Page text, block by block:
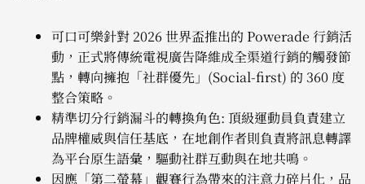
可口可樂針對 2026 世界盃推出的 Powerade 行銷活
動，正式將傳統電視廣告降維成全渠道行銷的觸發節
點，轉向擁抱「社群優先」(Social-first) 的 360 度
整合策略。
精準切分行銷漏斗的轉換角色: 頂級運動員負責建立
品牌權威與信任基底，在地創作者則負責將訊息轉譯
為平台原生語彙，驅動社群互動與在地共鳴。
因應「第二螢幕」觀賽行為帶來的注意力碎片化，品